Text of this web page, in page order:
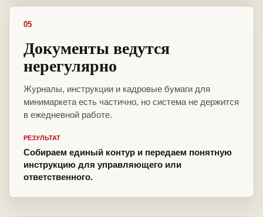
05
Документы ведутся
нерегулярно
Журналы, инструкции и кадровые бумаги для
минимаркета есть частично, но система не держится
в ежедневной работе.
РЕЗУЛЬТАТ
Собираем единый контур и передаем понятную
инструкцию для управляющего или
ответственного.